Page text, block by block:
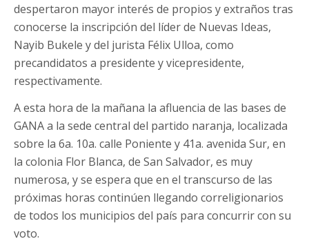
despertaron mayor interés de propios y extraños tras
conocerse la inscripción del líder de Nuevas Ideas,
Nayib Bukele y del jurista Félix Ulloa, como
precandidatos a presidente y vicepresidente,
respectivamente.
A esta hora de la mañana la afluencia de las bases de
GANA a la sede central del partido naranja, localizada
sobre la 6a. 10a. calle Poniente y 41a. avenida Sur, en
la colonia Flor Blanca, de San Salvador, es muy
numerosa, y se espera que en el transcurso de las
próximas horas continúen llegando correligionarios
de todos los municipios del país para concurrir con su
voto.